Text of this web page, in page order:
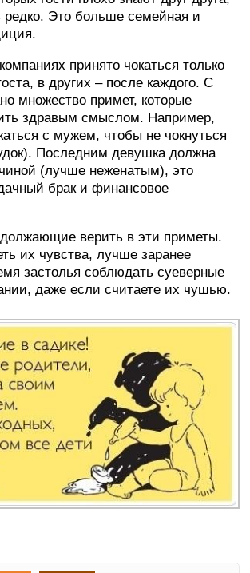
редко. Это больше семейная и
принято чокаться только
в других – после каждого. С
множество примет, которые
здравым смыслом. Например,
с мужем, чтобы не чокнуться
Последним девушка должна
(лучше неженатым), это
брак и финансовое
верить в эти приметы.
их чувства, лучше заранее
застолья соблюдать суеверные
даже если считаете их чушью.